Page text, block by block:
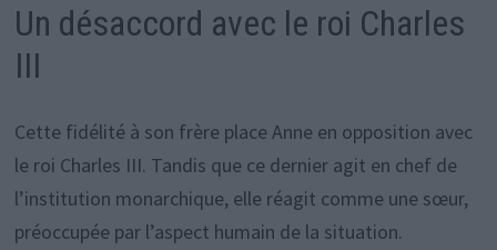
Un désaccord avec le roi Charles
III
Cette fidélité à son frère place Anne en opposition avec
le roi Charles III. Tandis que ce dernier agit en chef de
l’institution monarchique, elle réagit comme une sœur,
préoccupée par l’aspect humain de la situation.